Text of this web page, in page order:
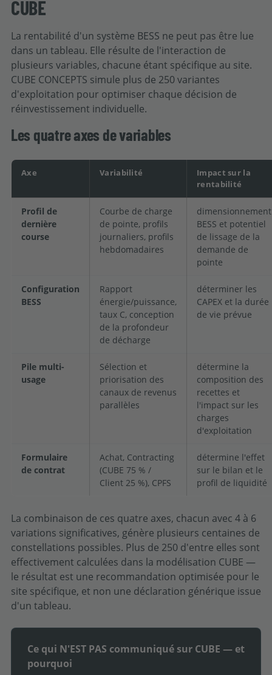
CUBE
La rentabilité d'un système BESS ne peut pas être lue
dans un tableau. Elle résulte de l'interaction de
plusieurs variables, chacune étant spécifique au site.
CUBE CONCEPTS simule plus de 250 variantes
d'exploitation pour optimiser chaque décision de
réinvestissement individuelle.
Les quatre axes de variables
Axe Variabilité
Impact sur la
rentabilité
Profil de
dernière
course
Courbe de charge
de pointe, profils
journaliers, profils
hebdomadaires
dimensionnement
BESS et potentiel
de lissage de la
demande de
pointe
Configuration
BESS
Rapport
énergie/puissance,
taux C, conception
de la profondeur
de décharge
déterminer les
CAPEX et la durée
de vie prévue
Pile multi-
usage
Sélection et
priorisation des
canaux de revenus
parallèles
détermine la
composition des
recettes et
l'impact sur les
charges
d'exploitation
Formulaire
de contrat
Achat, Contracting
(CUBE 75 % /
Client 25 %), CPFS
détermine l'effet
sur le bilan et le
profil de liquidité
La combinaison de ces quatre axes, chacun avec 4 à 6
variations significatives, génère plusieurs centaines de
constellations possibles. Plus de 250 d'entre elles sont
effectivement calculées dans la modélisation CUBE —
le résultat est une recommandation optimisée pour le
site spécifique, et non une déclaration générique issue
d'un tableau.
Ce qui N'EST PAS communiqué sur CUBE — et
pourquoi